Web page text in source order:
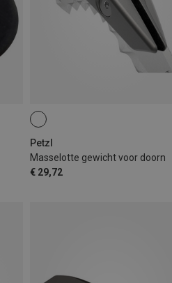
Petzl
Masselotte gewicht voor doorn
€ 29,72